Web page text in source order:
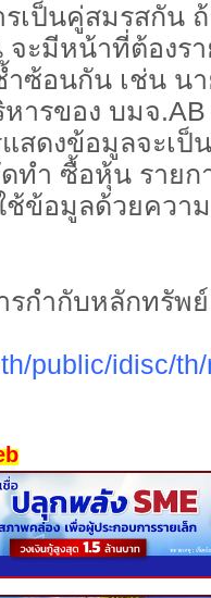
เป็นคู่สมรสกัน
ะมีหน้าที่ต้องร
ำซ้อนกัน เช่น น
ารของ บมจ
สดงข้อมูลจะเป็
ทำ ซื้อหุ้น รายก
ข้อมูลด้วยความ
กำกับหลักทรัพ
public/idisc/